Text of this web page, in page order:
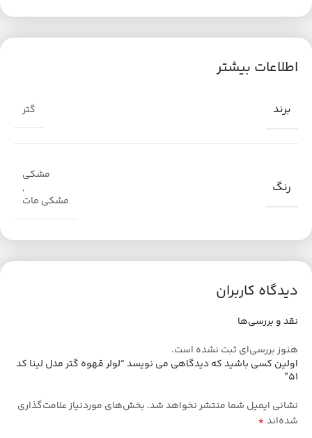
اطلاعات بیشتر
برند گتر
رنگ
مشکی
,
مشکی مات
دیدگاه کاربران
نقد و بررسی‌ها
هنوز بررسی‌ای ثبت نشده است.
اولین کسی باشید که دیدگاهی می نویسد “لولر قهوه گتر مدل لینا کد
51”
نشانی ایمیل شما منتشر نخواهد شد. بخش‌های موردنیاز علامت‌گذاری
شده‌اند*